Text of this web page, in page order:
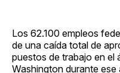
Los 62.100 empleos
de una caída total de
puestos de trabajo en el
Washington durante